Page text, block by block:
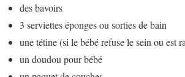
des bavoirs
3 serviettes éponges ou sorties de bain
une tétine (si le bébé refuse le sein ou est
un doudou pour bébé